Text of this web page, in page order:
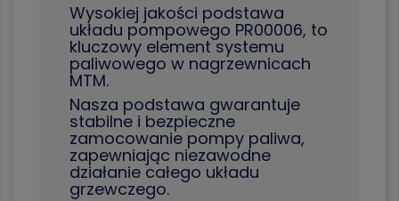
Wysokiej jakości podstawa
układu pompowego PR00006, to
kluczowy element systemu
paliwowego w nagrzewnicach
MTM.
Nasza podstawa gwarantuje
stabilne i bezpieczne
zamocowanie pompy paliwa,
zapewniając niezawodne
działanie całego układu
grzewczego.